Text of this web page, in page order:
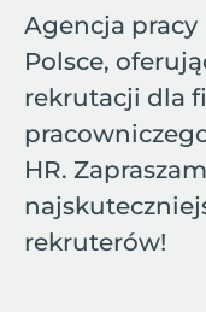
Agencja pracy
Polsce,
rekrutacji dla
HR.
rekruterów!